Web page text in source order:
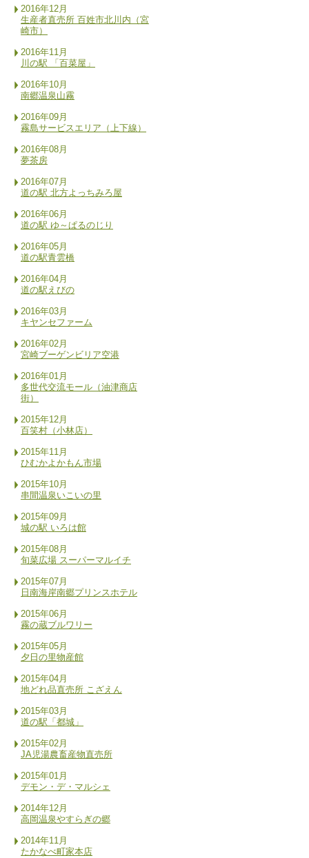
2016年12月
生産者直売所 百姓市北川内（宮
崎市）
2016年11月
川の駅 「百菜屋」
2016年10月
南郷温泉山霧
2016年09月
霧島サービスエリア（上下線）
2016年08月
夢茶房
2016年07月
道の駅 北方よっちみろ屋
2016年06月
道の駅 ゆ～ぱるのじり
2016年05月
道の駅青雲橋
2016年04月
道の駅えびの
2016年03月
キヤンセファーム
2016年02月
宮崎ブーゲンビリア空港
2016年01月
多世代交流モール（油津商店
街）
2015年12月
百笑村（小林店）
2015年11月
ひむかよかもん市場
2015年10月
串間温泉いこいの里
2015年09月
城の駅 いろは館
2015年08月
旬菜広場 スーパーマルイチ
2015年07月
日南海岸南郷プリンスホテル
2015年06月
霧の蔵ブルワリー
2015年05月
夕日の里物産館
2015年04月
地どれ品直売所 こざえん
2015年03月
道の駅「都城」
2015年02月
JA児湯農畜産物直売所
2015年01月
デモン・デ・マルシェ
2014年12月
高岡温泉やすらぎの郷
2014年11月
たかなべ町家本店